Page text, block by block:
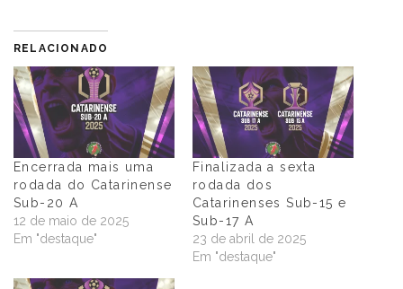
RELACIONADO
Encerrada mais uma
rodada do Catarinense
Sub-20 A
12 de maio de 2025
Em "destaque"
Finalizada a sexta
rodada dos
Catarinenses Sub-15 e
Sub-17 A
23 de abril de 2025
Em "destaque"